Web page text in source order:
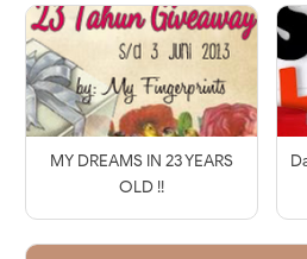
MY DREAMS IN 23 YEARS
OLD !!